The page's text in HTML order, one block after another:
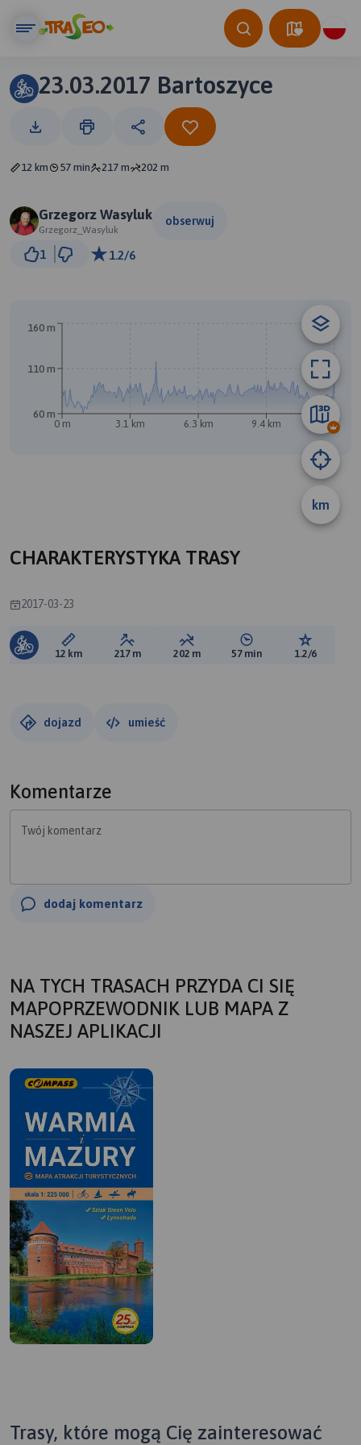
23.03.2017 Bartoszyce
12 km 57 min 217 m 202 m
Grzegorz Wasyluk
Grzegorz_Wasyluk
obserwuj
1 1.2/6
km
0 m 3.1 km 6.3 km 9.4 km 12 km
60 m
110 m
160 m
CHARAKTERYSTYKA TRASY
2017-03-23
Długość trasy:
12 km Suma przewyższeń:
217 m Suma spadków:
202 m Średni czas potrzebny
57 min Ocena
1.2/6
dojazd umieść
Komentarze
Twój komentarz
dodaj komentarz
NA TYCH TRASACH PRZYDA CI SIĘ
MAPOPRZEWODNIK LUB MAPA Z
NASZEJ APLIKACJI
Trasy, które mogą Cię zainteresować